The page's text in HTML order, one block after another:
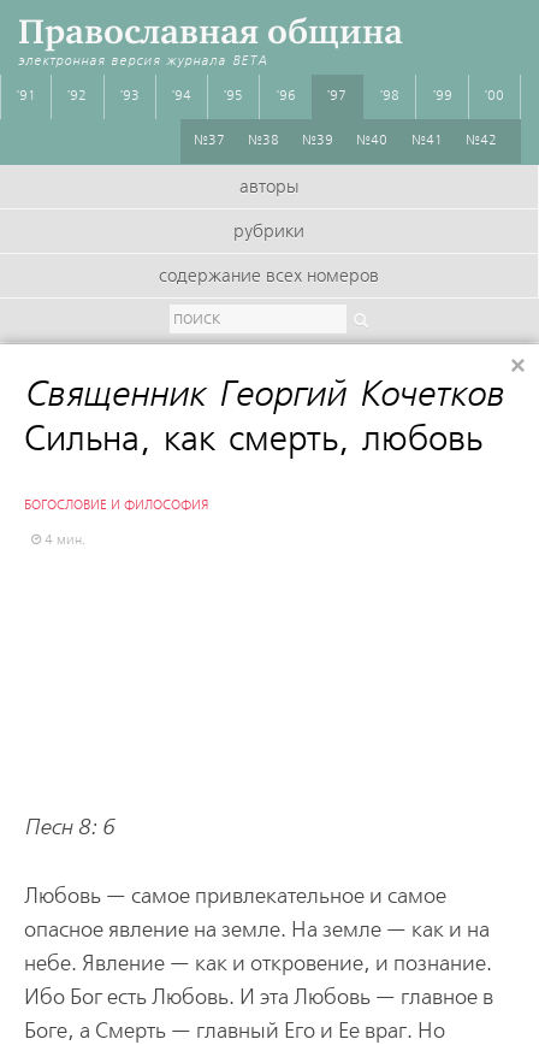
Православная община
электронная версия журнала BETA
'91 '92 '93 '94 '95 '96 '97
№37 №38 №39 №40 №41 №42
'98 '99 '00
авторы
рубрики
содержание всех номеров
Священник Георгий Кочетков:
Сильна, как смерть, любовь
БОГОСЛОВИЕ И ФИЛОСОФИЯ
4 мин.
Песн 8: 6
Любовь — самое привлекательное и самое
опасное явление на земле. На земле — как и на
небе. Явление — как и откровение, и познание.
Ибо Бог есть Любовь. И эта Любовь — главное в
Боге, а Смерть — главный Его и Ее враг. Но
×